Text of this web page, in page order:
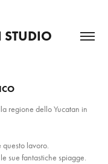
regione dello Yucatan in
questo lavoro.
sue fantastiche spiagge.